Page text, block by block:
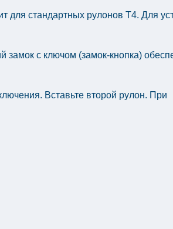
для стандартных рулонов T4. Для
с ключом (замок-кнопка)
Вставьте второй рулон. При